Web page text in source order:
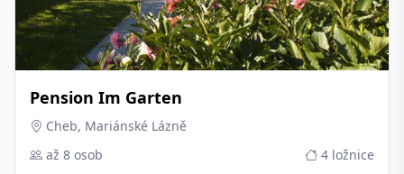
Pension Im Garten
Cheb, Mariánské Lázně
až 8 osob
4 ložnice